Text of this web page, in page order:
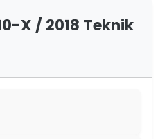
X / 2018 Teknik